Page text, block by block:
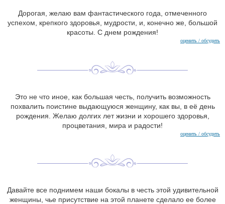
Дорогая, желаю вам фантастического года, отмеченного
успехом, крепкого здоровья, мудрости, и, конечно же, большой
красоты. С днем ​​рождения!
оценить / обсудить
Это не что иное, как большая честь, получить возможность
похвалить поистине выдающуюся женщину, как вы, в её день
рождения. Желаю долгих лет жизни и хорошего здоровья,
процветания, мира и радости!
оценить / обсудить
Давайте все поднимем наши бокалы в честь этой удивительной
женщины, чье присутствие на этой планете сделало ее более